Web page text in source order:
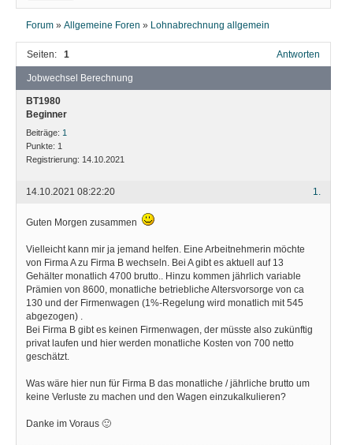
Forum »Allgemeine Foren » Lohnabrechnung allgemein
Seiten: 1 Antworten
Jobwechsel Berechnung
BT1980
Beginner
Beiträge: 1
Punkte: 1
Registrierung: 14.10.2021
1.
14.10.2021 08:22:20
Guten Morgen zusammen
Vielleicht kann mir ja jemand helfen. Eine Arbeitnehmerin möchte
von Firma A zu Firma B wechseln. Bei A gibt es aktuell auf 13
Gehälter monatlich 4700 brutto.. Hinzu kommen jährlich variable
Prämien von 8600, monatliche betriebliche Altersvorsorge von ca
130 und der Firmenwagen (1%-Regelung wird monatlich mit 545
abgezogen) .
Bei Firma B gibt es keinen Firmenwagen, der müsste also zukünftig
privat laufen und hier werden monatliche Kosten von 700 netto
geschätzt.
Was wäre hier nun für Firma B das monatliche / jährliche brutto um
keine Verluste zu machen und den Wagen einzukalkulieren?
Danke im Voraus 🙂